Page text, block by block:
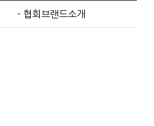
- 협회브랜드소개